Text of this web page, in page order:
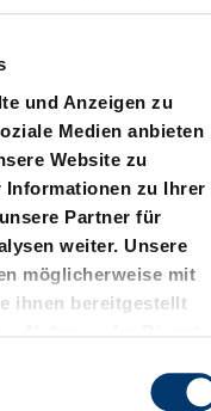
und Anzeigen zu
Medien anbieten
Website zu
Informationen zu Ihrer
Partner für
weiter. Unsere
möglicherweise mit
ihnen bereitgestellt